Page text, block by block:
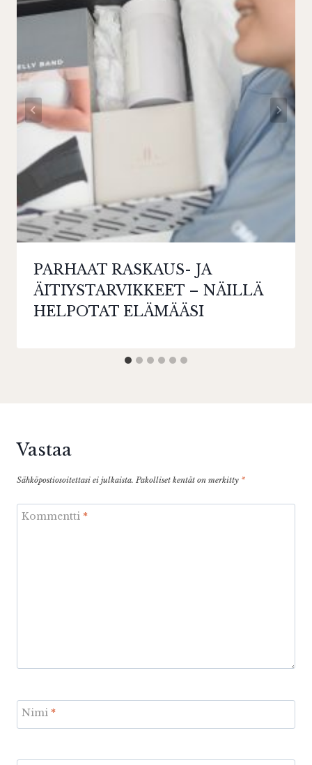
PARHAAT RASKAUS- JA
ÄITIYSTARVIKKEET – NÄILLÄ
HELPOTAT ELÄMÄÄSI
Vastaa
Sähköpostiosoitettasi ei julkaista. Pakolliset kentät on merkitty *
Kommentti *
Nimi *